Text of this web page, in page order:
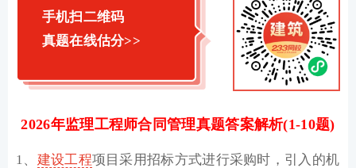
手机扫二维码
真题在线估分>>
2026年监理工程师合同管理真题答案解析(1-10题)
1、 建设工程项目采用招标方式进行采购时，引入的机